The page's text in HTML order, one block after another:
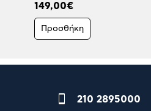
149,00€
Προσθήκη
210 2895000